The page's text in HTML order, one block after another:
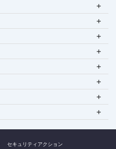
セキュリティアクション